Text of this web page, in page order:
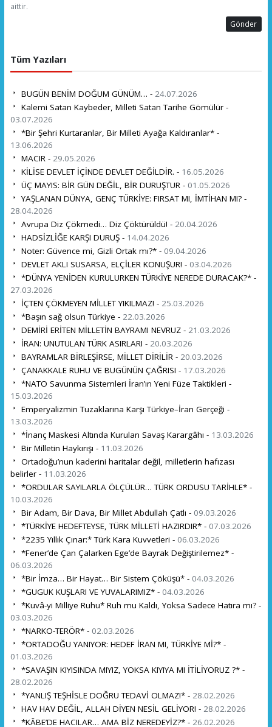
aittir.
Gönder
Tüm Yazıları
BUGÜN BENİM DOĞUM GÜNÜM… - 24.07.2026
Kalemi Satan Kaybeder, Milleti Satan Tarihe Gömülür -
03.07.2026
*Bir Şehri Kurtaranlar, Bir Milleti Ayağa Kaldıranlar* -
13.06.2026
MACIR - 29.05.2026
KİLİSE DEVLET İÇİNDE DEVLET DEĞİLDİR. - 16.05.2026
ÜÇ MAYIS: BİR GÜN DEĞİL, BİR DURUŞTUR - 01.05.2026
YAŞLANAN DÜNYA, GENÇ TÜRKİYE: FIRSAT MI, İMTİHAN MI? -
28.04.2026
Avrupa Diz Çökmedi… Diz Çöktürüldü! - 20.04.2026
HADSİZLİĞE KARŞI DURUŞ - 14.04.2026
Noter: Güvence mi, Gizli Ortak mı?* - 09.04.2026
DEVLET AKLI SUSARSA, ELÇİLER KONUŞUR! - 03.04.2026
*DÜNYA YENİDEN KURULURKEN TÜRKİYE NEREDE DURACAK?* -
27.03.2026
İÇTEN ÇÖKMEYEN MİLLET YIKILMAZ! - 25.03.2026
*Başın sağ olsun Türkiye - 22.03.2026
DEMİRİ ERİTEN MİLLETİN BAYRAMI NEVRUZ - 21.03.2026
İRAN: UNUTULAN TÜRK ASIRLARI - 20.03.2026
BAYRAMLAR BİRLEŞİRSE, MİLLET DİRİLİR - 20.03.2026
ÇANAKKALE RUHU VE BUGÜNÜN ÇAĞRISI - 17.03.2026
*NATO Savunma Sistemleri İran’ın Yeni Füze Taktikleri -
15.03.2026
Emperyalizmin Tuzaklarına Karşı Türkiye–İran Gerçeği -
13.03.2026
*İnanç Maskesi Altında Kurulan Savaş Karargâhı - 13.03.2026
Bir Milletin Haykırışı - 11.03.2026
Ortadoğu’nun kaderini haritalar değil, milletlerin hafızası
belirler - 11.03.2026
*ORDULAR SAYILARLA ÖLÇÜLÜR… TÜRK ORDUSU TARİHLE* -
10.03.2026
Bir Adam, Bir Dava, Bir Millet Abdullah Çatlı - 09.03.2026
*TÜRKİYE HEDEFTEYSE, TÜRK MİLLETİ HAZIRDIR* - 07.03.2026
*2235 Yıllık Çınar:* Türk Kara Kuvvetleri - 06.03.2026
*Fener’de Çan Çalarken Ege’de Bayrak Değiştirilemez* -
06.03.2026
*Bir İmza… Bir Hayat… Bir Sistem Çöküşü* - 04.03.2026
*GUGUK KUŞLARI VE YUVALARIMIZ* - 04.03.2026
*Kuvâ-yi Milliye Ruhu* Ruh mu Kaldı, Yoksa Sadece Hatıra mı? -
03.03.2026
*NARKO-TERÖR* - 02.03.2026
*ORTADOĞU YANIYOR: HEDEF İRAN MI, TÜRKİYE Mİ?* -
01.03.2026
*SAVAŞIN KIYISINDA MIYIZ, YOKSA KIYIYA MI İTİLİYORUZ ?* -
28.02.2026
*YANLIŞ TEŞHİSLE DOĞRU TEDAVİ OLMAZ!* - 28.02.2026
HAV HAV DEĞİL, ALLAH DİYEN NESİL GELİYOR! - 28.02.2026
*KÂBE’DE HACILAR… AMA BİZ NEREDEYİZ?* - 26.02.2026